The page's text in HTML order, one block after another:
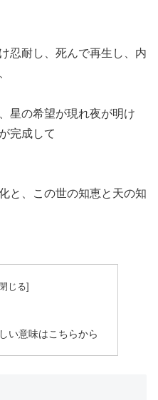
忍耐し、死んで再生し、内
星の希望が現れ夜が明け
完成して
と、この世の知恵と天の知
い意味はこちらから